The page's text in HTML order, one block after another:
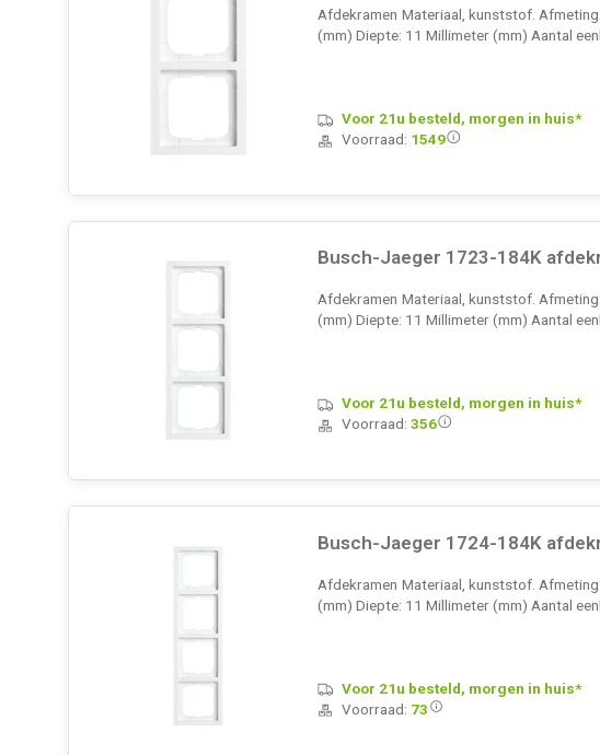
Afdekramen Materiaal, kunststof.
(mm) Diepte: 11 Millimeter (mm) Aantal
Voor 21u besteld, morgen in huis*
Voorraad: 1549
Busch-Jaeger 1723-184K
Afdekramen Materiaal, kunststof.
(mm) Diepte: 11 Millimeter (mm) Aantal
Voor 21u besteld, morgen in huis*
Voorraad: 356
Busch-Jaeger 1724-184K
Afdekramen Materiaal, kunststof.
(mm) Diepte: 11 Millimeter (mm) Aantal
Voor 21u besteld, morgen in huis*
Voorraad: 73